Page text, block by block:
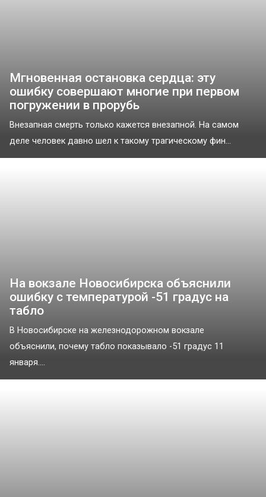
Мгновенная остановка сердца: эту
ошибку совершают многие при первом
погружении в прорубь
Внезапная смерть только кажется внезапной. На самом
деле человек давно шел к такому трагическому фин...
На вокзале Новосибирска объяснили
ошибку с температурой -51 градус на
табло
В Новосибирске на железнодорожном вокзале
объяснили, почему табло показывало -51 градус 11
января....